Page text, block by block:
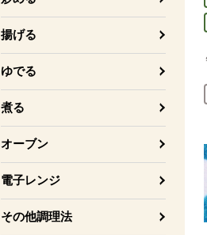
揚げる
ゆでる
煮る
オーブン
電子レンジ
その他調理法